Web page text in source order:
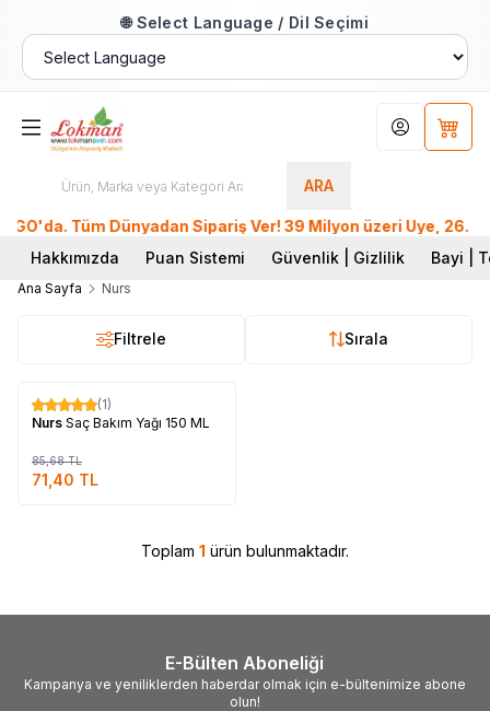
🌐 Select Language / Dil Seçimi
ARA
Hesabım
Tüm Dünyadan Sipariş Ver! 39 Milyon üzeri Üye, 26.
Hakkımızda
Puan Sistemi Güvenlik | Gizlilik Bayi |
Ana Sayfa Nurs
Filtrele Sırala
%17
(1)
Nurs Saç Bakım Yağı 150 ML
85,68TL
71,40 TL
Toplam 1 ürün bulunmaktadır.
E-Bülten Aboneliği
Kampanya ve yeniliklerden haberdar olmak için e-bültenimize abone
olun!